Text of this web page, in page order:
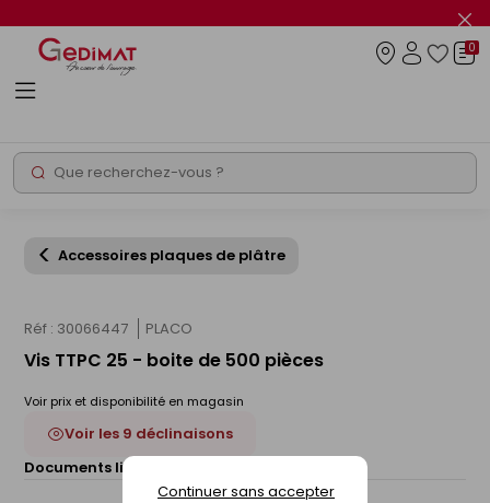
Continuer sans accepter
le
info
Rechercher
0
Accessoires plaques de plâtre
Réf : 30066447 PLACO
Vis TTPC 25 - boite de 500 pièces
Voir prix et disponibilité en magasin
Voir les 9 déclinaisons
Documents liés :